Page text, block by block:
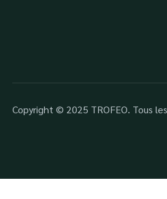
Copyright © 2025 TROFEO. Tous